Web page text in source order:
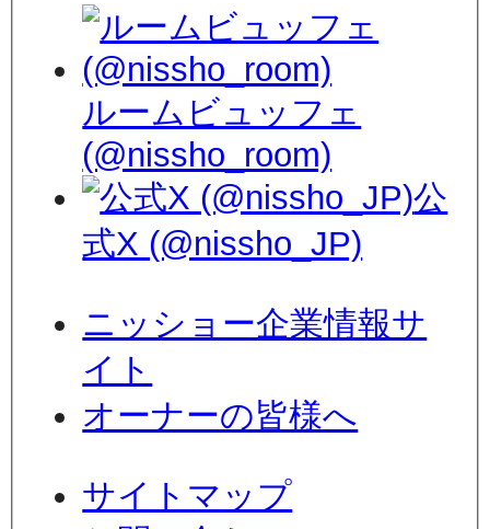
ルームビュッフェ
(@nissho_room)
公
式X (@nissho_JP)
ニッショー企業情報サ
イト
オーナーの皆様へ
サイトマップ